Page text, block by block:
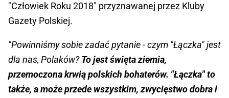
"Człowiek Roku 2018" przyznawanej przez Kluby
Gazety Polskiej.
"Powinniśmy sobie zadać pytanie - czym "Łączka" jest
dla nas, Polaków?To jest święta ziemia,
przemoczona krwią polskich bohaterów. "Łączka" to
także, a może przede wszystkim, zwycięstwo dobra i